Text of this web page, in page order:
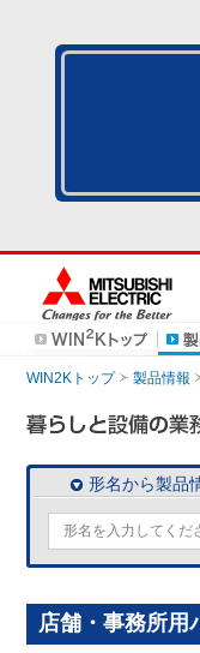
WIN2Kトップ 製品情報
形名から製品
店舗・事務所用